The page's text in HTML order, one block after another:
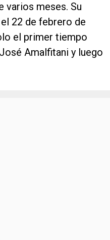
varios meses. Su
22 de febrero de
el primer tiempo
Amalfitani y luego